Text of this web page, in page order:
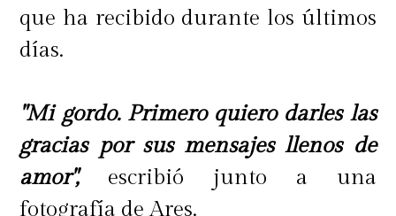
que ha recibido durante los últimos
días.
"Mi gordo. Primero quiero darles las
gracias por sus mensajes llenos de
amor",escribió junto a una
fotografía de Ares.